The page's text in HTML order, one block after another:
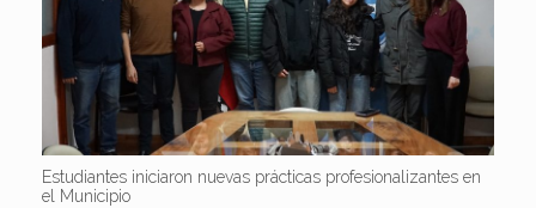
Estudiantes iniciaron nuevas prácticas profesionalizantes en
el Municipio